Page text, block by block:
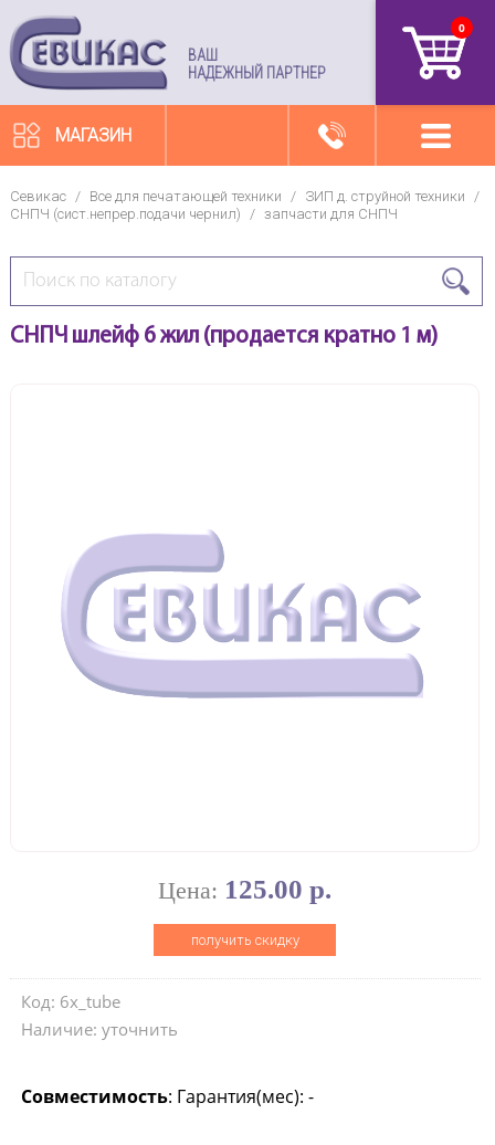
ВАШ
НАДЕЖНЫЙ ПАРТНЕР
0
МАГАЗИН
Севикас / Все для печатающей техники / ЗИП д. струйной техники /
СНПЧ (сист.непрер.подачи чернил) / запчасти для СНПЧ
СНПЧ шлейф 6 жил (продается кратно 1 м)
Цена: 125.00 р.
получить скидку
Код: 6x_tube
Наличие: уточнить
Совместимость: Гарантия(мес): -